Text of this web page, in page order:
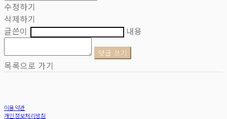
수정하기
삭제하기
글쓴이
내용
댓글 쓰기
목록으로 가기
이용약관
개인정보처리방침